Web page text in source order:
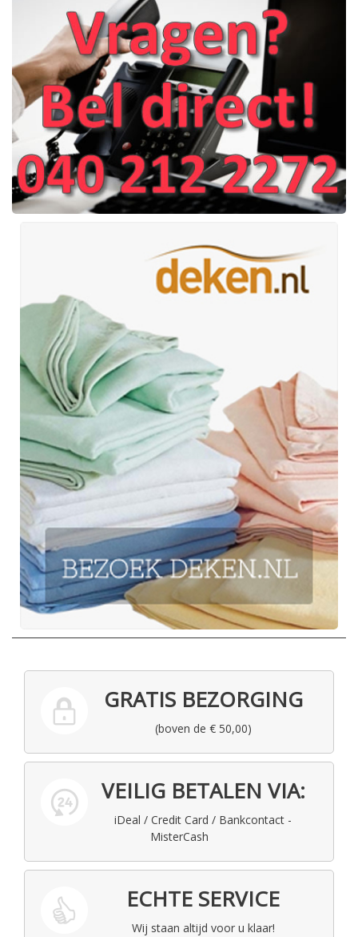
GRATIS BEZORGING
(boven de € 50,00)
VEILIG BETALEN VIA:
iDeal / Credit Card / Bankcontact -
MisterCash
ECHTE SERVICE
Wij staan altijd voor u klaar!